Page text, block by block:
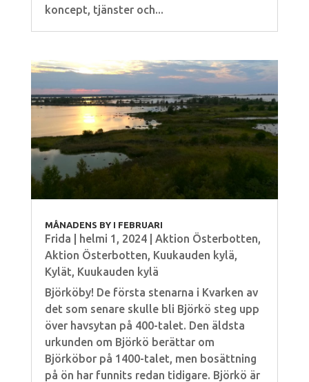
koncept, tjänster och...
MÅNADENS BY I FEBRUARI
Frida helmi 1, 2024| Aktion Österbotten,
Aktion Österbotten, Kuukauden kylä,
Kylät, Kuukauden kylä
Björköby! De första stenarna i Kvarken av
det som senare skulle bli Björkö steg upp
över havsytan på 400-talet. Den äldsta
urkunden om Björkö berättar om
Björköbor på 1400-talet, men bosättning
på ön har funnits redan tidigare. Björkö är